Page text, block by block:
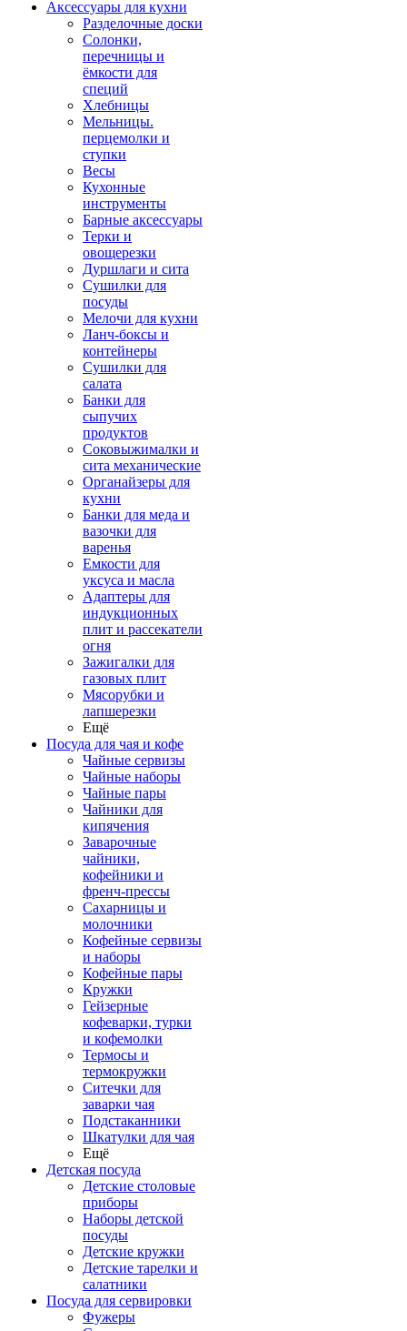
Аксессуары для кухни
Разделочные доски
Солонки,
перечницы и
ёмкости для
специй
Хлебницы
Мельницы.
перцемолки и
ступки
Весы
Кухонные
инструменты
Барные аксессуары
Терки и
овощерезки
Дуршлаги и сита
Сушилки для
посуды
Мелочи для кухни
Ланч-боксы и
контейнеры
Сушилки для
салата
Банки для
сыпучих
продуктов
Соковыжималки и
сита механические
Органайзеры для
кухни
Банки для меда и
вазочки для
варенья
Емкости для
уксуса и масла
Адаптеры для
индукционных
плит и рассекатели
огня
Зажигалки для
газовых плит
Мясорубки и
лапшерезки
Ещё
Посуда для чая и кофе
Чайные сервизы
Чайные наборы
Чайные пары
Чайники для
кипячения
Заварочные
чайники,
кофейники и
френч-прессы
Сахарницы и
молочники
Кофейные сервизы
и наборы
Кофейные пары
Кружки
Гейзерные
кофеварки, турки
и кофемолки
Термосы и
термокружки
Ситечки для
заварки чая
Подстаканники
Шкатулки для чая
Ещё
Детская посуда
Детские столовые
приборы
Наборы детской
посуды
Детские кружки
Детские тарелки и
салатники
Посуда для сервировки
Фужеры